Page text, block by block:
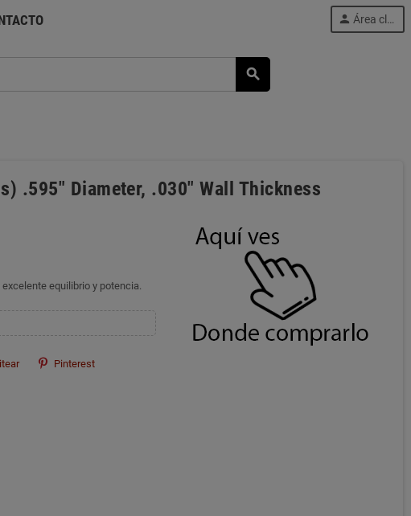
search
person Área cliente
.595" Diameter, .030" Wall Thickness
equilibrio y potencia.
Pinterest